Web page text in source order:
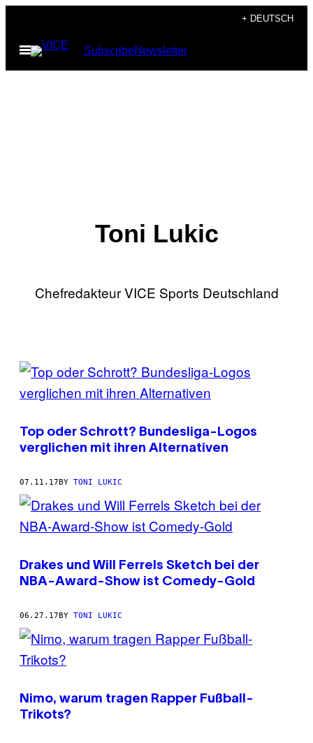
content
+ DEUTSCH
Open
Menu
SubscribeNewsletter
Toni Lukic
Chefredakteur VICE Sports Deutschland
POSTS
BY
THIS
AUTHOR
Top oder Schrott? Bundesliga-Logos
verglichen mit ihren Alternativen
07.11.17BY TONI LUKIC
Drakes und Will Ferrels Sketch bei der
NBA-Award-Show ist Comedy-Gold
06.27.17BY TONI LUKIC
Nimo, warum tragen Rapper Fußball-
Trikots?